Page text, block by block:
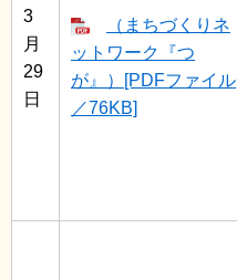
3
月
29
日
（まちづくりネ
ットワーク『つ
が』）[PDFファイル
／76KB]